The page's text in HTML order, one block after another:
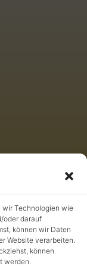
wir Technologien wie
oder darauf
können wir Daten
Website verarbeiten.
können
werden.
der KGS,
lange ich denken
bedeutet, ein
keinen Sinn.
rumgedreht –